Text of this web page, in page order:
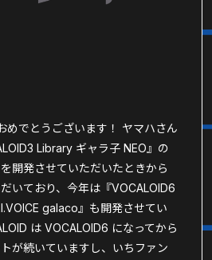
めでとうございます！ ヤマハさん
Library ギャラ子 NEO』の
開発させていただいたときから
いており、今年は『VOCALOID6
galaco』も開発させてい
は VOCALOID6 になってから
が続いていますし、いちファン